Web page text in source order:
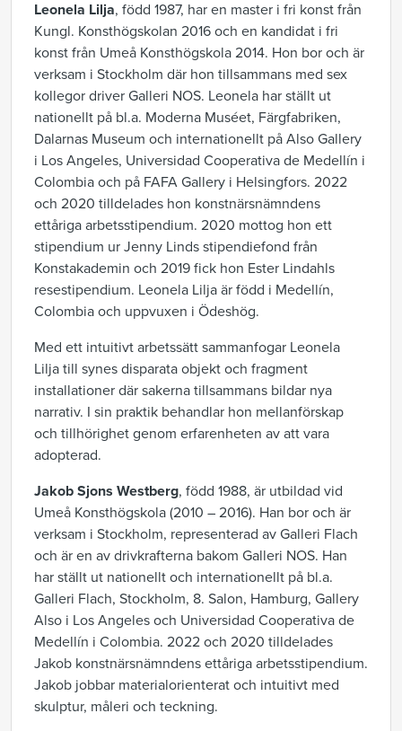
Leonela Lilja, född 1987, har en master i fri konst från
Kungl. Konsthögskolan 2016 och en kandidat i fri
konst från Umeå Konsthögskola 2014. Hon bor och är
verksam i Stockholm där hon tillsammans med sex
kollegor driver Galleri NOS. Leonela har ställt ut
nationellt på bl.a. Moderna Muséet, Färgfabriken,
Dalarnas Museum och internationellt på Also Gallery
i Los Angeles, Universidad Cooperativa de Medellín i
Colombia och på FAFA Gallery i Helsingfors. 2022
och 2020 tilldelades hon konstnärsnämndens
ettåriga arbetsstipendium. 2020 mottog hon ett
stipendium ur Jenny Linds stipendiefond från
Konstakademin och 2019 fick hon Ester Lindahls
resestipendium. Leonela Lilja är född i Medellín,
Colombia och uppvuxen i Ödeshög.
Med ett intuitivt arbetssätt sammanfogar Leonela
Lilja till synes disparata objekt och fragment
installationer där sakerna tillsammans bildar nya
narrativ. I sin praktik behandlar hon mellanförskap
och tillhörighet genom erfarenheten av att vara
adopterad.
Jakob Sjons Westberg, född 1988, är utbildad vid
Umeå Konsthögskola (2010 – 2016). Han bor och är
verksam i Stockholm, representerad av Galleri Flach
och är en av drivkrafterna bakom Galleri NOS. Han
har ställt ut nationellt och internationellt på bl.a.
Galleri Flach, Stockholm, 8. Salon, Hamburg, Gallery
Also i Los Angeles och Universidad Cooperativa de
Medellín i Colombia. 2022 och 2020 tilldelades
Jakob konstnärsnämndens ettåriga arbetsstipendium.
Jakob jobbar materialorienterat och intuitivt med
skulptur, måleri och teckning.